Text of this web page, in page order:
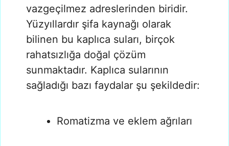
vazgeçilmez adreslerinden biridir.
Yüzyıllardır şifa kaynağı olarak
bilinen bu kaplıca suları, birçok
rahatsızlığa doğal çözüm
sunmaktadır. Kaplıca sularının
sağladığı bazı faydalar şu şekildedir:
Romatizma ve eklem ağrıları